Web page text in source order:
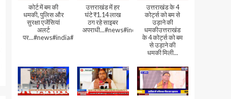
कोर्ट में बम की
धमकी, पुलिस और
सुरक्षा एजेंसियां
अलर्ट
पर...#news#india#video#viral
उत्तराखंड में हर
घंटे ₹1.14 लाख
ठग रहे साइबर
अपराधी...#news#india#video#viral
उत्तराखंड के 4
कोर्ट्स को बम से
उड़ाने की
धमकीउत्तराखंड
के 4 कोर्ट्स को बम
से उड़ाने की
धमकी मिली...